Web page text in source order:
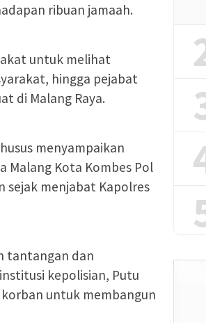
ribuan jamaah.
untuk melihat
hingga pejabat
di Malang Raya.
menyampaikan
Malang Kota Kombes Pol
sejak menjabat Kapolres
tantangan dan
kepolisian, Putu
untuk membangun